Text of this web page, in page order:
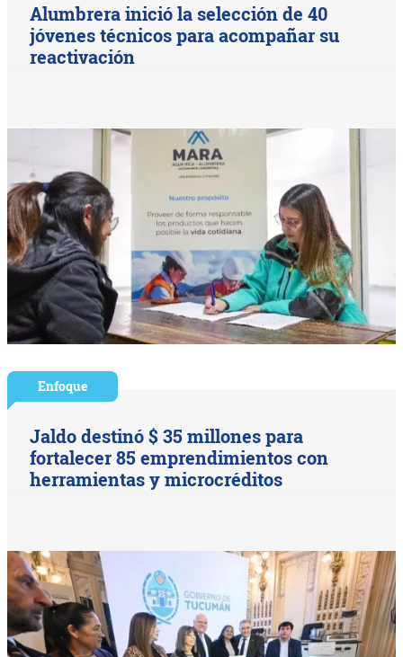
Alumbrera inició la selección de 40
jóvenes técnicos para acompañar su
reactivación
Enfoque
Jaldo destinó $ 35 millones para
fortalecer 85 emprendimientos con
herramientas y microcréditos